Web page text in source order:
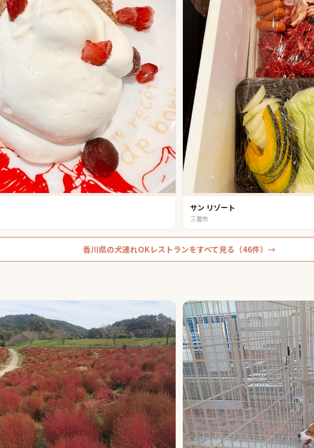
サン リゾート
三豊市
香川県の犬連れOKレストランをすべて見る（46件）→